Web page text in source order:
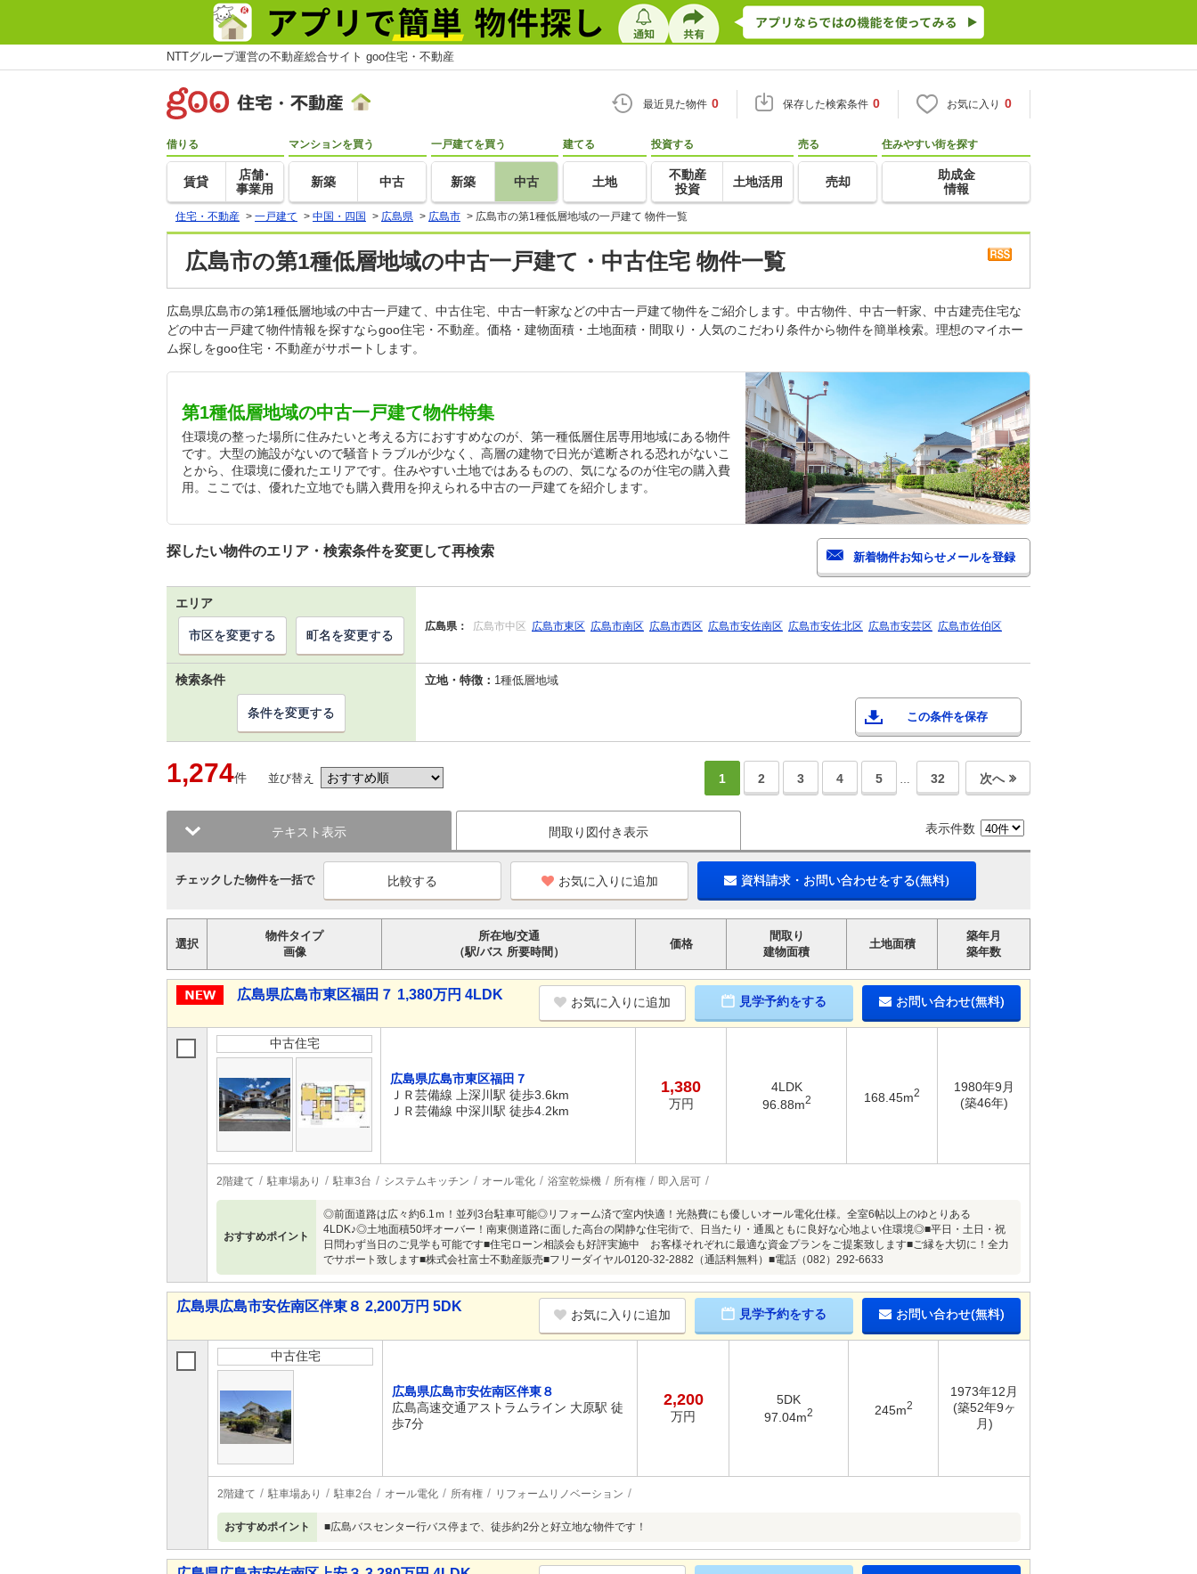
NTTグループ運営の不動産総合サイト goo住宅・不動産
最近見た物件 0 保存した検索条件 0 お気に入り 0
借りる
賃貸
店舗･
事業用
マンションを買う
新築 中古
一戸建てを買う
新築 中古
建てる
土地
投資する
不動産
投資
土地活用
売る
売却
住みやすい街を探す
助成金
情報
住宅・不動産 > 一戸建て > 中国・四国 > 広島県 > 広島市 > 広島市の第1種低層地域の一戸建て 物件一覧
広島市の第1種低層地域の中古一戸建て・中古住宅 物件一覧
広島県広島市の第1種低層地域の中古一戸建て、中古住宅、中古一軒家などの中古一戸建て物件をご紹介します。中古物件、中古一軒家、中古建売住宅な
どの中古一戸建て物件情報を探すならgoo住宅・不動産。価格・建物面積・土地面積・間取り・人気のこだわり条件から物件を簡単検索。理想のマイホー
ム探しをgoo住宅・不動産がサポートします。
第1種低層地域の中古一戸建て物件特集
住環境の整った場所に住みたいと考える方におすすめなのが、第一種低層住居専用地域にある物件
です。大型の施設がないので騒音トラブルが少なく、高層の建物で日光が遮断される恐れがないこ
とから、住環境に優れたエリアです。住みやすい土地ではあるものの、気になるのが住宅の購入費
用。ここでは、優れた立地でも購入費用を抑えられる中古の一戸建てを紹介します。
探したい物件のエリア・検索条件を変更して再検索
エリア
広島県： 広島市中区 広島市東区 広島市南区 広島市西区 広島市安佐南区 広島市安佐北区 広島市安芸区 広島市佐伯区
市区を変更する 町名を変更する
検索条件 立地・特徴： 1種低層地域
この条件を保存
条件を変更する
1,274件 並び替え 1 2 3 4 5 … 32 次へ
テキスト表示 間取り図付き表示 表示件数
チェックした物件を一括で お気に入りに追加 資料請求・お問い合わせをする(無料)
選択
物件タイプ
画像
所在地/交通
（駅/バス 所要時間）
価格
間取り
建物面積
土地面積
築年月
築年数
広島県広島市東区福田７ 1,380万円 4LDK お気に入りに追加 見学予約をする お問い合わせ(無料)
中古住宅
広島県広島市東区福田７
ＪＲ芸備線 上深川駅 徒歩3.6km
ＪＲ芸備線 中深川駅 徒歩4.2km
1,380
万円
4LDK
96.88m2 168.45m2
1980年9月
(築46年)
2階建て 駐車場あり 駐車3台 システムキッチン オール電化 浴室乾燥機 所有権 即入居可
おすすめポイント
◎前面道路は広々約6.1ｍ！並列3台駐車可能◎リフォーム済で室内快適！光熱費にも優しいオール電化仕様。全室6帖以上のゆとりある
4LDK♪◎土地面積50坪オーバー！南東側道路に面した高台の閑静な住宅街で、日当たり・通風ともに良好な心地よい住環境◎■平日・土日・祝
日問わず当日のご見学も可能です■住宅ローン相談会も好評実施中 お客様それぞれに最適な資金プランをご提案致します■ご縁を大切に！全力
でサポート致します■株式会社富士不動産販売■フリーダイヤル0120-32-2882（通話料無料）■電話（082）292-6633
広島県広島市安佐南区伴東８ 2,200万円 5DK
お気に入りに追加 見学予約をする お問い合わせ(無料)
中古住宅
広島県広島市安佐南区伴東８
広島高速交通アストラムライン 大原駅 徒
歩7分
2,200
万円
5DK
97.04m2 245m2
1973年12月
(築52年9ヶ
月)
2階建て 駐車場あり 駐車2台 オール電化 所有権 リフォームリノベーション
おすすめポイント ■広島バスセンター行バス停まで、徒歩約2分と好立地な物件です！